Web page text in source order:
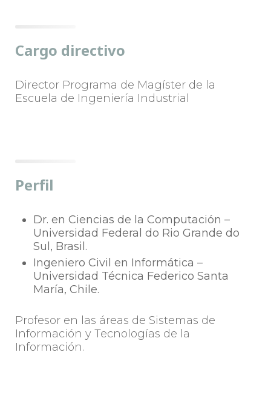
Cargo directivo
Director Programa de Magíster de la
Escuela de Ingeniería Industrial
Perfil
Dr. en Ciencias de la Computación –
Universidad Federal do Rio Grande do
Sul, Brasil.
Ingeniero Civil en Informática –
Universidad Técnica Federico Santa
María, Chile.
Profesor en las áreas de Sistemas de
Información y Tecnologías de la
Información.